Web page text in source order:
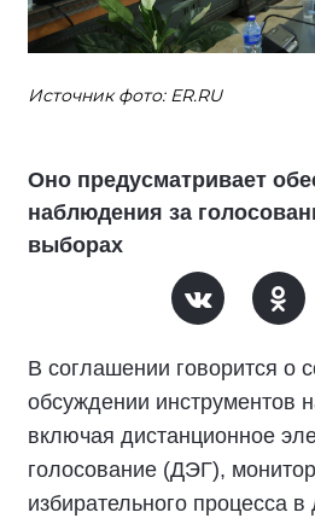
Источник фото: ER.RU
Оно предусматривает
наблюдения за
выборах
В соглашении говорится о
обсуждении инструментов
включая дистанционное
голосование (ДЭГ),
избирательного процесса